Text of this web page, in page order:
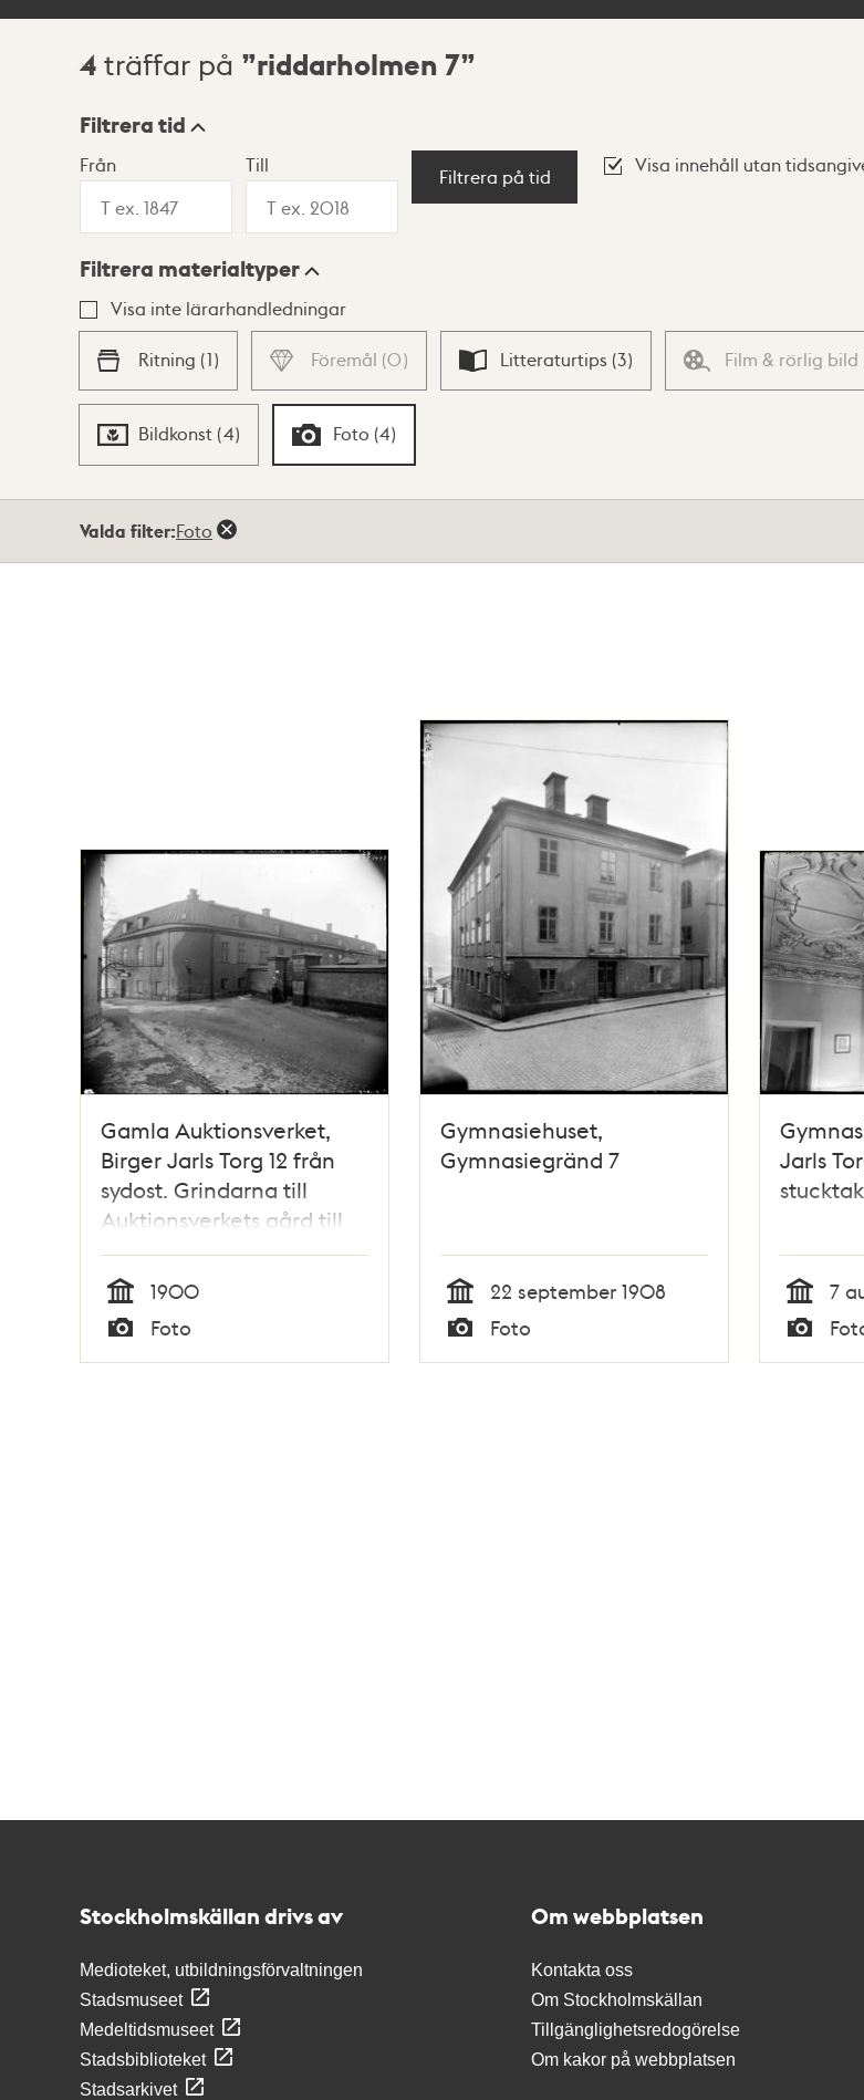
Sökresultat
4 träffar på riddarholmen 7
Visningsläge
Lista Karta
Filtrera tid
Från Till
Filtrera på tid
Visa innehåll utan
Filtrera materialtyper
Visa inte lärarhandledningar
Ritning (1) Föremål (0) Litteraturtips (3) Film & rörlig bild
Bildkonst (4) Foto (4)
Valda filter:Foto
Gamla Auktionsverket,
Birger Jarls Torg 12 från
sydost. Grindarna till
Auktionsverkets gård till
höger.
Tid
1900
Typ
Foto
Gymnasiehuset,
Gymnasiegränd 7
Tid
22 september 1908
Typ
Foto
Jarls
Tid
7
Typ
Stockholmskällan drivs av
Medioteket, utbildningsförvaltningen
Stadsmuseet
Medeltidsmuseet
Stadsbiblioteket
Stadsarkivet
Om webbplatsen
Kontakta oss
Om Stockholmskällan
Tillgänglighetsredogörelse
Om kakor på webbplatsen